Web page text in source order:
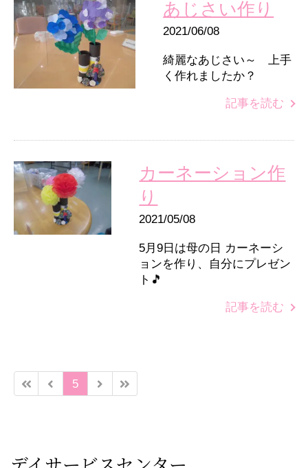
あじさい作り
2021/06/08
綺麗なあじさい～ 上手
く作れましたか？
記事を読む
カーネーション作
り
2021/05/08
5月9日は母の日 カーネーシ
ョンを作り、自分にプレゼン
ト🎵
記事を読む
5